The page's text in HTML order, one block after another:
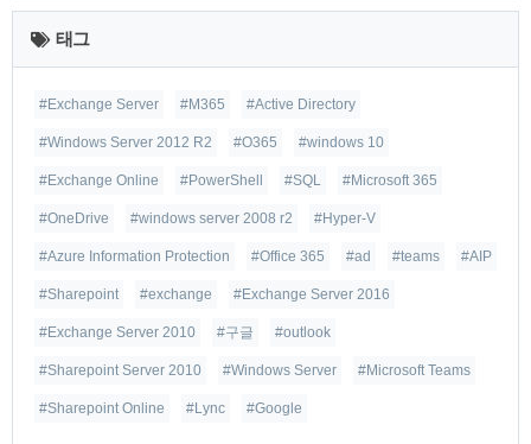
근
글 태그
#Exchange Server #M365 #Active Directory
#Windows Server 2012 R2 #O365 #windows 10
#Exchange Online #PowerShell #SQL #Microsoft 365
#OneDrive #windows server 2008 r2 #Hyper-V
#Azure Information Protection #Office 365 #ad #teams #AIP
#Sharepoint #exchange #Exchange Server 2016
#Exchange Server 2010 #구글 #outlook
#Sharepoint Server 2010 #Windows Server #Microsoft Teams
#Sharepoint Online #Lync #Google